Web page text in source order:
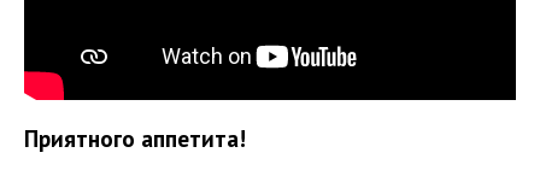
Приятного аппетита!